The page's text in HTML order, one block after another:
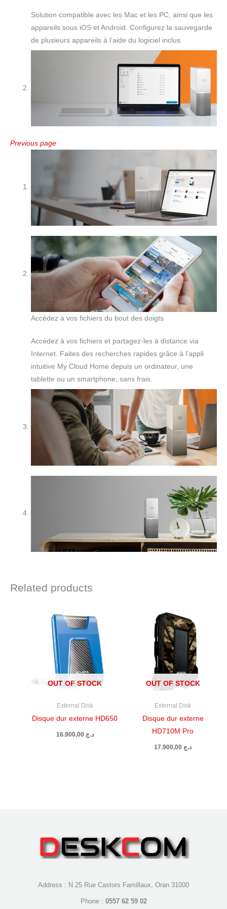
Solution compatible avec les Mac et les PC, ainsi que les
appareils sous iOS et Android. Configurez la sauvegarde
de plusieurs appareils à l’aide du logiciel inclus.
Previous page
Accédez à vos fichiers du bout des doigts
Accédez à vos fichiers et partagez-les à distance via
Internet. Faites des recherches rapides grâce à l’appli
intuitive My Cloud Home depuis un ordinateur, une
tablette ou un smartphone, sans frais.
Related products
OUT OF STOCK
External Disk
Disque dur externe HD650
د.ج 16.900,00
OUT OF STOCK
External Disk
Disque dur externe
HD710M Pro
د.ج
Address : N 25 Rue Castors Famillaux, Oran 31000
Phone : 0557 62 59 02